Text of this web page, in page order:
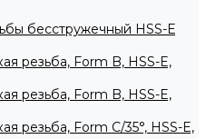
бесстружечный HSS-Е
резьба, Form B, HSS-E,
резьба, Form B, HSS-E,
резьба, Form С/35°, HSS-E,